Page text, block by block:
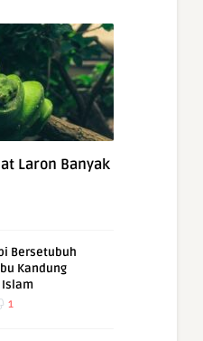
Laron Banyak
Bersetubuh
Kandung
Islam
1